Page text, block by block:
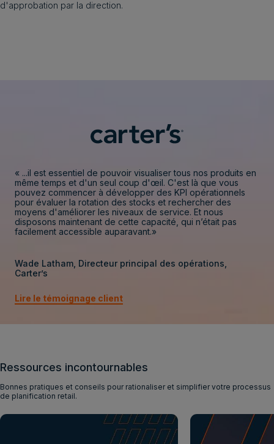
d'approbation par la direction.
« ...il est essentiel de pouvoir visualiser tous nos produits en
même temps et d'un seul coup d'œil. C'est là que vous
pouvez commencer à développer des KPI opérationnels
pour évaluer la rotation des stocks et rechercher des
moyens d'améliorer les niveaux de service. Et nous
disposons maintenant de cette capacité, qui n’était pas
facilement accessible auparavant.»
Wade Latham, Directeur principal des opérations,
Carter’s
Lire le témoignage client
Ressources incontournables
Bonnes pratiques et conseils pour rationaliser et simplifier votre processus
de planification retail.